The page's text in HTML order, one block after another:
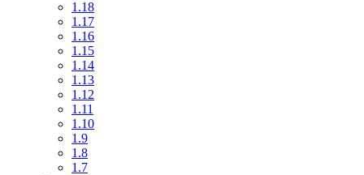
1.18
1.17
1.16
1.15
1.14
1.13
1.12
1.11
1.10
1.9
1.8
1.7